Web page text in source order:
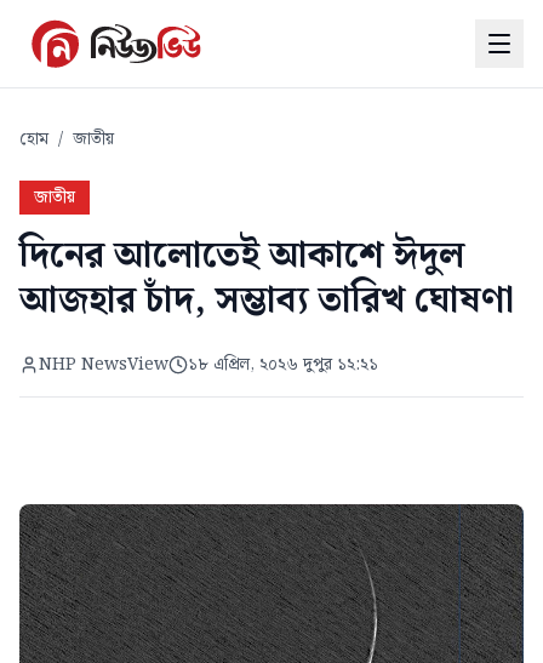
হোম / জাতীয়
জাতীয়
দিনের আলোতেই আকাশে ঈদুল
আজহার চাঁদ, সম্ভাব্য তারিখ ঘোষণা
NHP NewsView ১৮ এপ্রিল, ২০২৬ দুপুর ১২:২১